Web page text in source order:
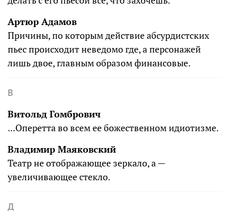
Артюр Адамов
Причины, по которым действие абсурдистских
пьес происходит неведомо где, а персонажей
лишь двое, главным образом финансовые.
В
Витольд Гомбрович
...Оперетта во всем ее божественном идиотизме.
Владимир Маяковский
Театр не отображающее зеркало, а —
увеличивающее стекло.
Д